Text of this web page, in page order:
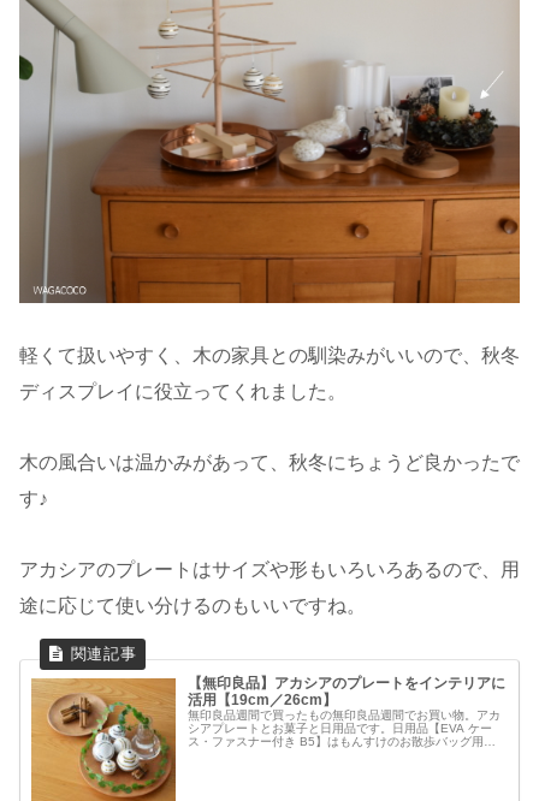
軽くて扱いやすく、木の家具との馴染みがいいので、秋冬
ディスプレイに役立ってくれました。
木の風合いは温かみがあって、秋冬にちょうど良かったで
す♪
アカシアのプレートはサイズや形もいろいろあるので、用
途に応じて使い分けるのもいいですね。
【無印良品】アカシアのプレートをインテリアに
活用【19cm／26cm】
無印良品週間で買ったもの無印良品週間でお買い物。アカ
シアプレートとお菓子と日用品です。日用品【EVA ケー
ス・ファスナー付き B5】はもんすけのお散歩バッグ用。